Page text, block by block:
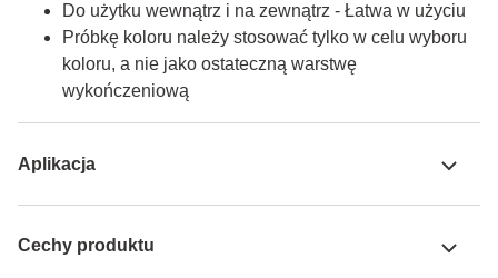
Do użytku wewnątrz i na zewnątrz - Łatwa w użyciu
Próbkę koloru należy stosować tylko w celu wyboru
koloru, a nie jako ostateczną warstwę
wykończeniową
Aplikacja
Cechy produktu